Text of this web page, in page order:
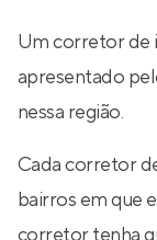
Um corretor de
apresentado
nessa região.
Cada corretor
bairros em que